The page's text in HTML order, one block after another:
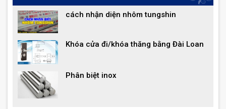
cách nhận diện nhôm tungshin
Khóa cửa đi/khóa thăng bằng Đài Loan
Phân biệt inox